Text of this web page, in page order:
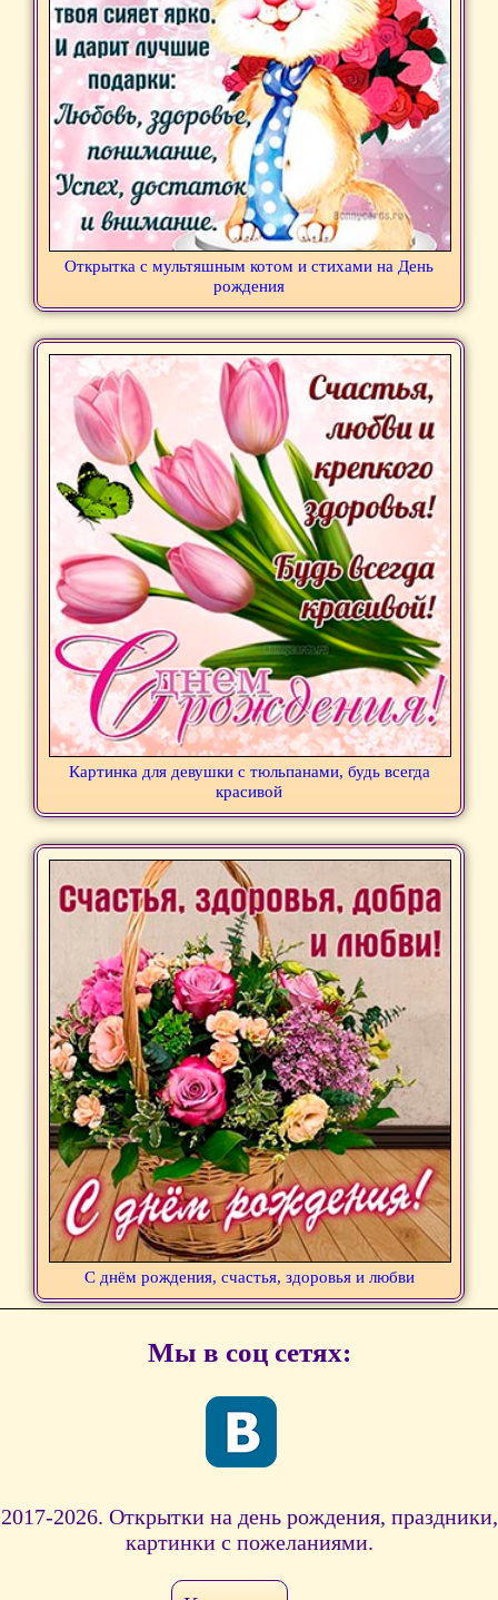
Открытка с мультяшным котом и стихами на День
рождения
Картинка для девушки с тюльпанами, будь всегда
красивой
С днём рождения, счастья, здоровья и любви
Мы в соц сетях:
2017-2026. Открытки на день рождения, праздники,
картинки с пожеланиями.